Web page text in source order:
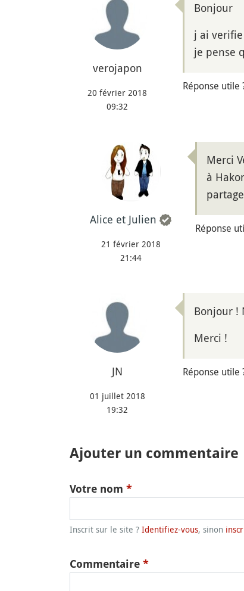
verojapon
20 février 2018
09:32
Bonjour
j ai
je pense
Réponse utile
Alice et Julien
21 février 2018
21:44
Merci
à
Réponse
JN
01 juillet 2018
19:32
Bonjour !
Merci !
Réponse utile
Ajouter un commentaire
Votre nom *
Inscrit sur le site ? Identifiez-vous, sinon
Commentaire *